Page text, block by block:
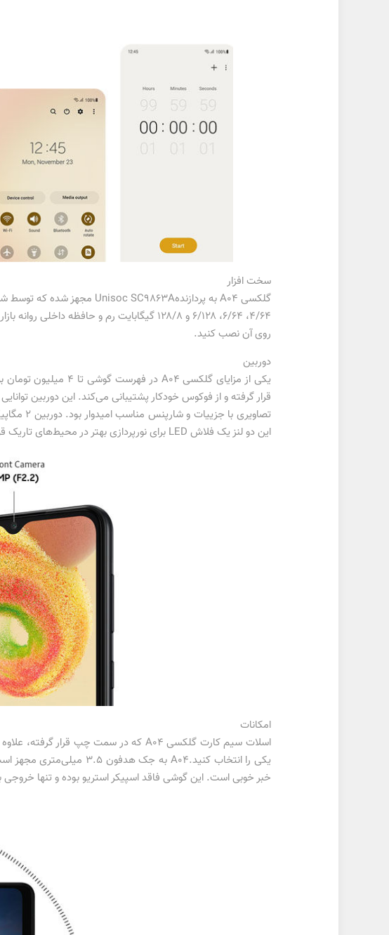
سخت افزار
روی آن نصب کنید.
دوربین
این دو لنز یک فلاش LED برای نورپردازی بهتر در محیط‌های تاریک قرار گرفته است.
امکانات
خبر خوبی است. این گوشی فاقد اسپیکر استریو بوده و تنها خروجی بلندگو